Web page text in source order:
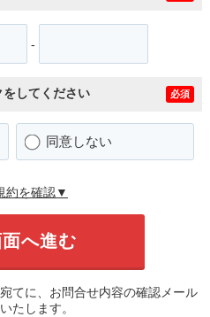
-
してください 必須
同意しない
約を確認▼
てに、お問合せ内容の確認メール
たします。